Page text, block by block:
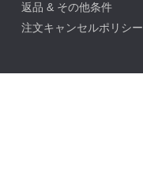
返品 & その他条件
注文キャンセルポリシー